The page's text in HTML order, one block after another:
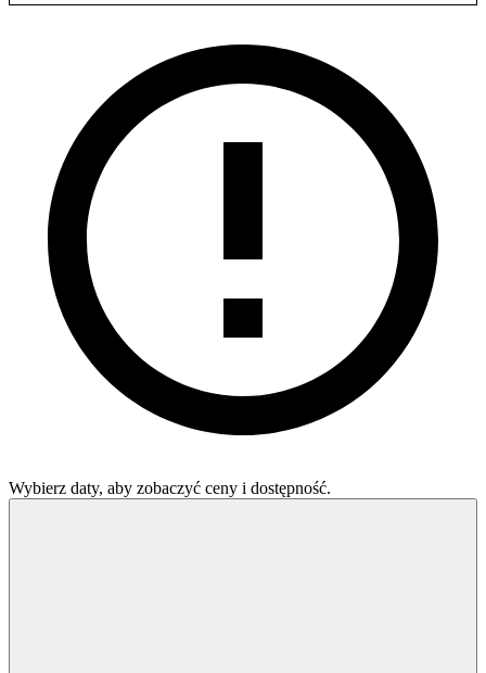
Wybierz daty, aby zobaczyć ceny i dostępność.